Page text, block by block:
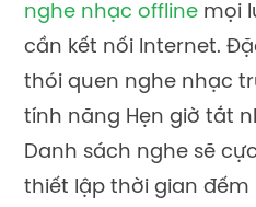
nghe nhạc offline mọi
cần kết nối Internet.
thói quen nghe nhạc
tính năng Hẹn giờ tắt
Danh sách nghe sẽ
thiết lập thời gian đếm